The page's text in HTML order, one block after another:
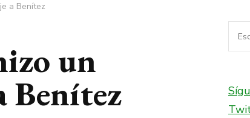
a Benítez
un
Benítez